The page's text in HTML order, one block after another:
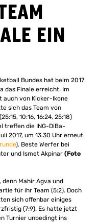
ein
Bundes hat beim 2017
das Finale erreicht. Im
auch von Kicker-Ikone
sich das Team von
10:16, 16:24, 25:18)
treffen die ING-DiBa-
2017, um 13.30 Uhr erneut
). Beste Werfer bei
und Ismet Akpinar (Foto
Mahir Agva und
für ihr Team (5:2). Doch
sich offenbar einiges
(7:9). Es hatte jetzt
Turnier unbedingt ins